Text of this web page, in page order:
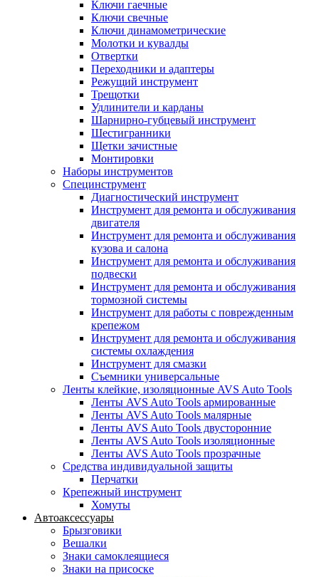
Ключи гаечные
Ключи свечные
Ключи динамометрические
Молотки и кувалды
Отвертки
Переходники и адаптеры
Режущий инструмент
Трещотки
Удлинители и карданы
Шарнирно-губцевый инструмент
Шестигранники
Щетки зачистные
Монтировки
Наборы инструментов
Специнструмент
Диагностический инструмент
Инструмент для ремонта и обслуживания
двигателя
Инструмент для ремонта и обслуживания
кузова и салона
Инструмент для ремонта и обслуживания
подвески
Инструмент для ремонта и обслуживания
тормозной системы
Инструмент для работы с поврежденным
крепежом
Инструмент для ремонта и обслуживания
системы охлаждения
Инструмент для смазки
Съемники универсальные
Ленты клейкие, изоляционные AVS Auto Tools
Ленты AVS Auto Tools армированные
Ленты AVS Auto Tools малярные
Ленты AVS Auto Tools двусторонние
Ленты AVS Auto Tools изоляционные
Ленты AVS Auto Tools прозрачные
Средства индивидуальной защиты
Перчатки
Крепежный инструмент
Хомуты
Автоаксессуары
Брызговики
Вешалки
Знаки самоклеящиеся
Знаки на присоске